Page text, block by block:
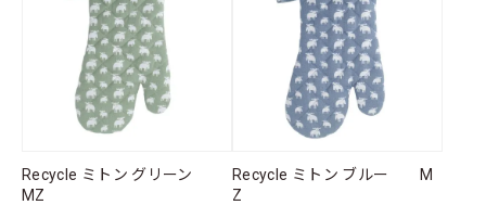
Recycle ミトン グリーン
MZ
Recycle ミトン ブルー M
Z